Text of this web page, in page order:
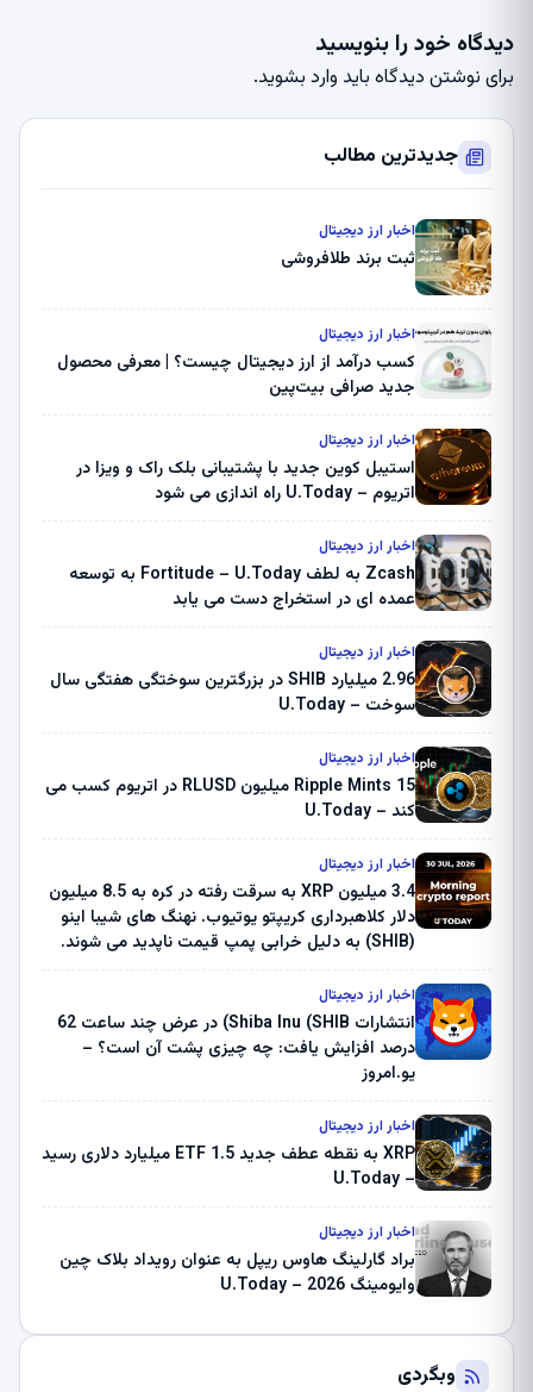
دیدگاه خود را بنویسید
برای نوشتن دیدگاه باید وارد بشوید.
جدیدترین مطالب
اخبار ارز دیجیتال
ثبت برند طلافروشی
اخبار ارز دیجیتال
کسب درآمد از ارز دیجیتال چیست؟ | معرفی محصول
جدید صرافی بیت‌پین
اخبار ارز دیجیتال
استیبل کوین جدید با پشتیبانی بلک راک و ویزا در
اتریوم – U.Today راه اندازی می شود
اخبار ارز دیجیتال
Zcash به لطف Fortitude – U.Today به توسعه
عمده ای در استخراج دست می یابد
اخبار ارز دیجیتال
2.96 میلیارد SHIB در بزرگترین سوختگی هفتگی سال
سوخت – U.Today
اخبار ارز دیجیتال
Ripple Mints 15 میلیون RLUSD در اتریوم کسب می
کند – U.Today
اخبار ارز دیجیتال
3.4 میلیون XRP به سرقت رفته در کره به 8.5 میلیون
دلار کلاهبرداری کریپتو یوتیوب. نهنگ های شیبا اینو
(SHIB) به دلیل خرابی پمپ قیمت ناپدید می شوند.
ثبت کرد – گزارش کریپتو صبح – U.Today
اخبار ارز دیجیتال
انتشارات Shiba Inu (SHIB) در عرض چند ساعت 62
درصد افزایش یافت: چه چیزی پشت آن است؟ –
یو.امروز
اخبار ارز دیجیتال
XRP به نقطه عطف جدید ETF 1.5 میلیارد دلاری رسید
– U.Today
اخبار ارز دیجیتال
براد گارلینگ هاوس ریپل به عنوان رویداد بلاک چین
وایومینگ 2026 – U.Today
وبگردی